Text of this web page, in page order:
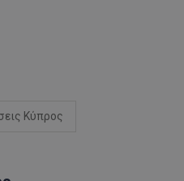
Κύπρος